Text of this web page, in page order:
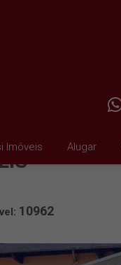
Imóveis Alugar
10962